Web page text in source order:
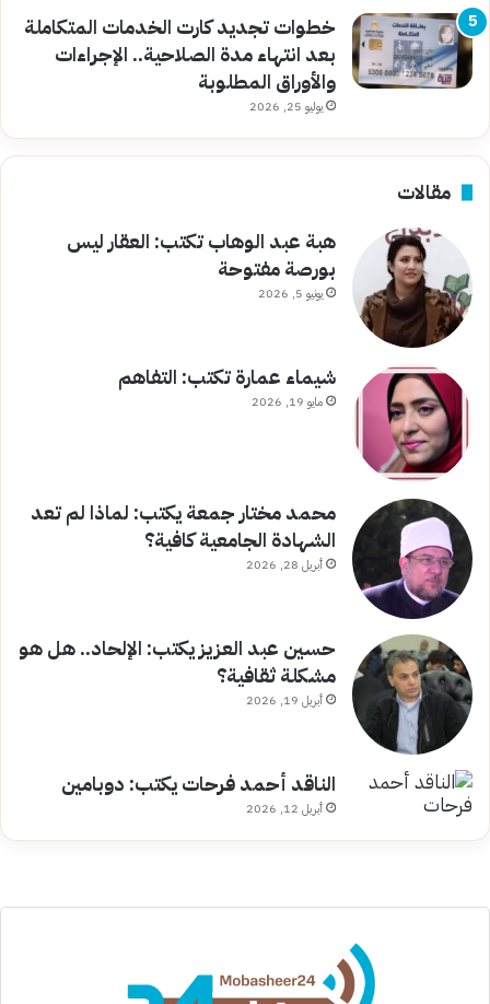
خطوات تجديد كارت الخدمات المتكاملة
بعد انتهاء مدة الصلاحية.. الإجراءات
والأوراق المطلوبة
يوليو 25, 2026
مقالات
هبة عبد الوهاب تكتب: العقار ليس
بورصة مفتوحة
يونيو 5, 2026
شيماء عمارة تكتب: التفاهم
مايو 19, 2026
محمد مختار جمعة يكتب: لماذا لم تعد
الشهادة الجامعية كافية؟
أبريل 28, 2026
حسين عبد العزيز يكتب: الإلحاد.. هل هو
مشكلة ثقافية؟
أبريل 19, 2026
الناقد أحمد فرحات يكتب: دوبامين
أبريل 12, 2026